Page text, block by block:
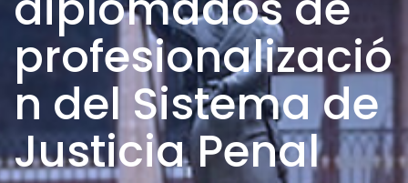
profesionalizació
n del Sistema de
Justicia Penal